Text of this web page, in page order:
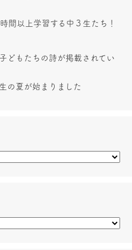
間以上学習する中３生たち！
どもたちの詩が掲載されてい
の夏が始まりました